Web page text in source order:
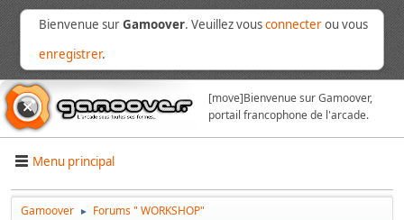
Bienvenue surGamoover. Veuillez vousconnecterou vous
enregistrer.
[move]Bienvenue sur Gamoover,
portail francophone de l'arcade.
Menu principal
Gamoover ► Forums " WORKSHOP"